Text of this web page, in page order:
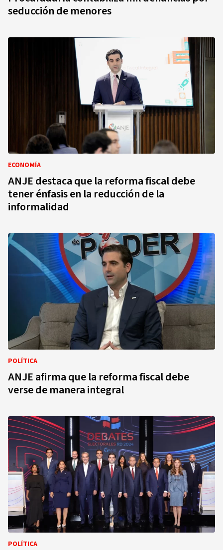
seducción de menores
ECONOMÍA
ANJE destaca que la reforma fiscal debe
tener énfasis en la reducción de la
informalidad
POLÍTICA
ANJE afirma que la reforma fiscal debe
verse de manera integral
POLÍTICA